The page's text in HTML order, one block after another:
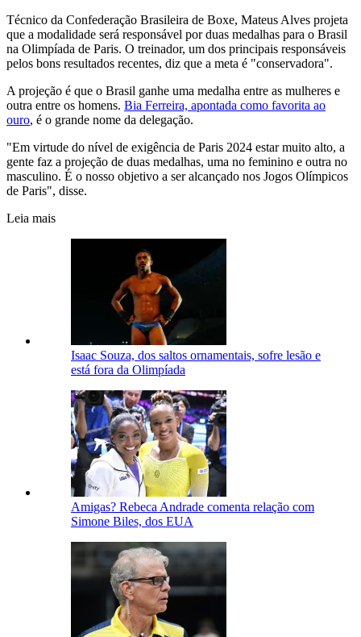
Técnico da Confederação Brasileira de Boxe, Mateus Alves projeta
que a modalidade será responsável por duas medalhas para o Brasil
na Olimpíada de Paris. O treinador, um dos principais responsáveis
pelos bons resultados recentes, diz que a meta é "conservadora".
A projeção é que o Brasil ganhe uma medalha entre as mulheres e
outra entre os homens. Bia Ferreira, apontada como favorita ao
ouro, é o grande nome da delegação.
"Em virtude do nível de exigência de Paris 2024 estar muito alto, a
gente faz a projeção de duas medalhas, uma no feminino e outra no
masculino. É o nosso objetivo a ser alcançado nos Jogos Olímpicos
de Paris", disse.
Leia mais
Isaac Souza, dos saltos ornamentais, sofre lesão e
está fora da Olimpíada
Amigas? Rebeca Andrade comenta relação com
Simone Biles, dos EUA